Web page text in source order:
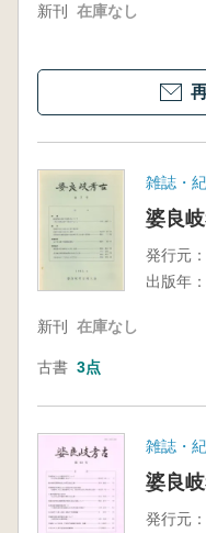
新刊 在庫なし
雑誌・
婆良
発行元：
出版年：
新刊 在庫なし
古書 3点
雑誌・
婆良
発行元：